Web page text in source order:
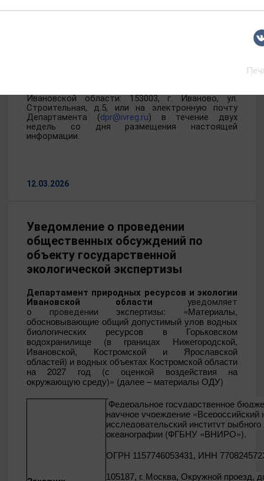
муниципального района.
Ивановской области: 153003, г. Иваново, ул.
Строительная, д.5, или на электронную почту
Департамента (dpr@ivreg.ru) в течение двух
недель со дня размещения настоящей
информации.
12.03.2026
Уведомление о проведении
общественных обсуждений по
объекту государственной
экологической экспертизы
Департамент природных ресурсов и экологии
Ивановской области уведомляет
о проведении экспертизы: «Материалы,
обосновывающие общий допустимый улов водных
биологических ресурсов в Горьковском
водохранилище (в границах Нижегородской,
Ивановской, Костромской и Ярославской
областей) и водных объектах Костромской области
на 2027 год (с оценкой воздействия на
окружающую среду)» (далее – материалы ОДУ)
Федеральное государственное
научное учреждение «Всероссийский
исследовательский институт рыбного
океанографии (ФГБНУ «ВНИРО»).
ОГРН 1157746053431, ИНН
105187, г. Москва, Окружной проезд,